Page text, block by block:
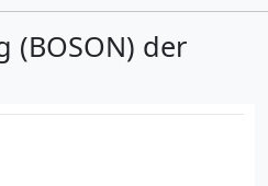
(BOSON) der